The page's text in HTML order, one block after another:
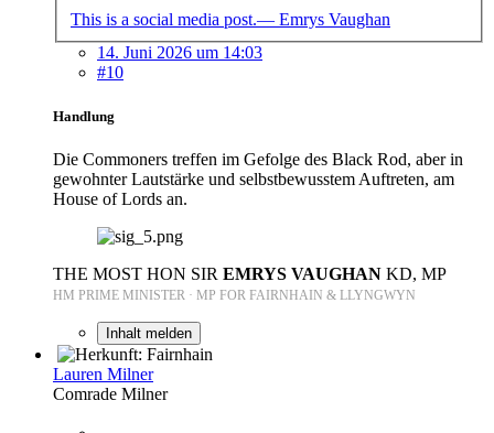
This is a social media post.— Emrys Vaughan
14. Juni 2026 um 14:03
#10
Handlung
Die Commoners treffen im Gefolge des Black Rod, aber in
gewohnter Lautstärke und selbstbewusstem Auftreten, am
House of Lords an.
THE MOST HON SIR EMRYS VAUGHAN KD, MP
HM PRIME MINISTER · MP FOR FAIRNHAIN & LLYNGWYN
Inhalt melden
Lauren Milner
Comrade Milner